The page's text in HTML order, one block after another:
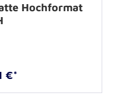
Hochformat
€*